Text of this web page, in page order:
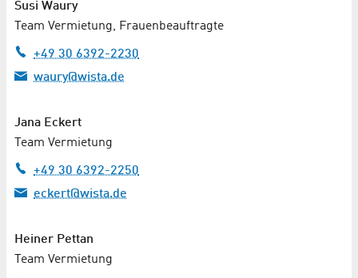
Susi Waury
Team Vermietung, Frauenbeauftragte
+49 30 6392-2230
waury@wista.de
Jana Eckert
Team Vermietung
+49 30 6392-2250
eckert@wista.de
Heiner Pettan
Team Vermietung